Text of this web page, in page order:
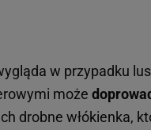
w przypadku
może
drobne włókienka,